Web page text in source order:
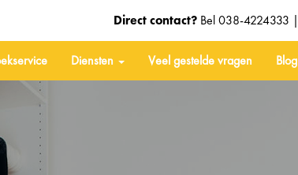
Direct contact? Bel038-4224333 |
Diensten Veel gestelde vragen Blog